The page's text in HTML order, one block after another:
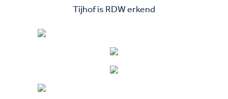
Tijhof is RDW erkend